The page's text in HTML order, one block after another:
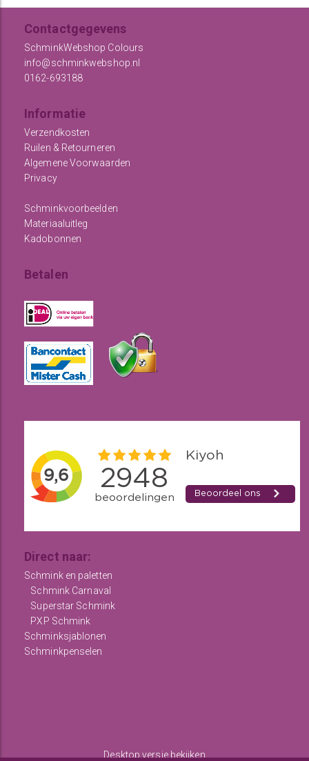
Contactgegevens
SchminkWebshop Colours
info@schminkwebshop.nl
0162-693188
Informatie
Verzendkosten
Ruilen & Retourneren
Algemene Voorwaarden
Privacy
Schminkvoorbeelden
Materiaaluitleg
Kadobonnen
Betalen
Direct naar:
Schmink en paletten
Schmink Carnaval
Superstar Schmink
PXP Schmink
Schminksjablonen
Schminkpenselen
Desktop versie bekijken